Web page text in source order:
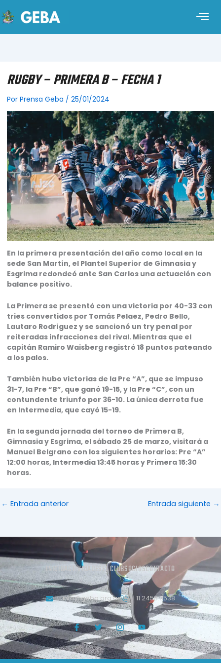
RUGBY – PRIMERA B – FECHA 1
Por Prensa Geba / 25/01/2024
En la primera presentación del año como local en la
sede San Martín, el Plantel Superior de Gimnasia y
Esgrima redondeó ante San Carlos una actuación con
balance positivo.
La Primera se presentó con una victoria por 40-33 con
tries convertidos por Tomás Pelaez, Pedro Bello,
Lautaro Rodríguez y se sancionó un try penal por
reiteradas infracciones del rival. Mientras que el
capitán Ramiro Waisberg registró 18 puntos pateando
a los palos.
También hubo victorias de la Pre “A”, que se impuso
31-7, la Pre “B”, que ganó 19-15, y la Pre “C”, con un
contundente triunfo por 36-10. La única derrota fue
en Intermedia, que cayó 15-19.
En la segunda jornada del torneo de Primera B,
Gimnasia y Esgrima, el sábado 25 de marzo, visitará a
Manuel Belgrano con los siguientes horarios: Pre “A”
12:00 horas, Intermedia 13:45 horas y Primera 15:30
horas.
← Entrada anterior Entrada siguiente →
INICIOACTIVIDADES EL CLUBSOCIOSCONTACTO
info@geba.org.ar 11 2458.3538
J
k
i
-
f
a
T
w
i
t
t
e
J
k
i
-
i
n
Y
o
u
t
u
b